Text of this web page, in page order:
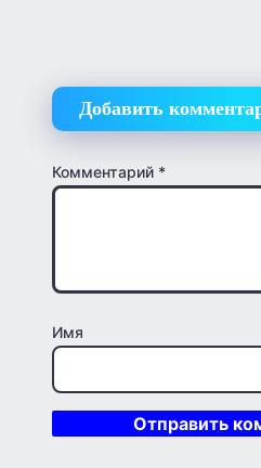
Добавить
Комментарий *
Имя